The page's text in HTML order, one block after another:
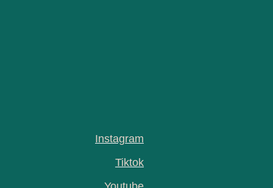
Instagram
Tiktok